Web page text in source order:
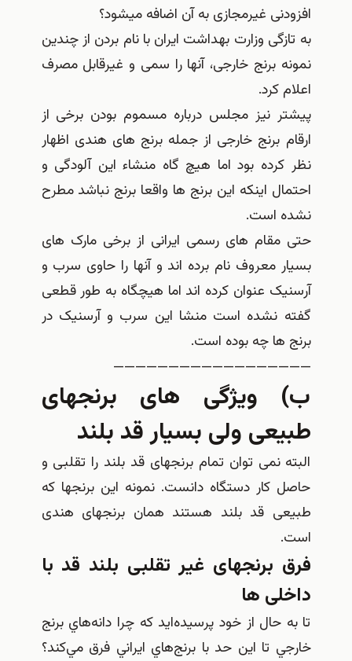
افزودنی غیرمجازی به آن اضافه میشود؟
به تازگی وزارت بهداشت ایران با نام بردن از چندین
نمونه برنج خارجی، آنها را سمی و غیرقابل مصرف
اعلام کرد.
پیشتر نیز مجلس درباره مسموم بودن برخی از
ارقام برنج خارجی از جمله برنج های هندی اظهار
نظر کرده بود اما هیچ گاه منشاء این آلودگی و
احتمال اینکه این برنج ها واقعا برنج نباشد مطرح
نشده است.
حتی مقام های رسمی ایرانی از برخی مارک های
بسیار معروف نام برده اند و آنها را حاوی سرب و
آرسنیک عنوان کرده اند اما هیچگاه به طور قطعی
گفته نشده است منشا این سرب و آرسنیک در
برنج ها چه بوده است.
——————————————————
ب) ویژگی های برنجهای
طبیعی ولی بسیار قد بلند
البته نمی توان تمام برنجهای قد بلند را تقلبی و
حاصل کار دستگاه دانست. نمونه این برنجها که
طبیعی قد بلند هستند همان برنجهای هندی
است.
فرق برنجهای غیر تقلبی بلند قد با
داخلی ها
تا به حال از خود پرسيده‌ايد كه چرا دانه‌هاي برنج
خارجي تا اين حد با برنج‌هاي ايراني فرق مي‌كند؟